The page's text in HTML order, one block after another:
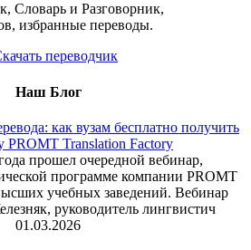
Словарь и Разговорник,
избранные переводы.
Наш Блог
как вузам бесплатно получить
PROMT Translation Factory
прошел очередной вебинар,
программе компании PROMT
учебных заведений. Вебинар
руководитель лингвистич
01.03.2026